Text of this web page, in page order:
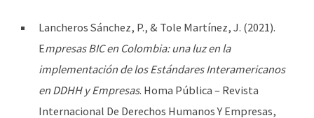
Lancheros Sánchez, P., & Tole Martínez, J. (2021).
Empresas BIC en Colombia: una luz en la
implementación de los Estándares Interamericanos
en DDHH y Empresas. Homa Pública – Revista
Internacional De Derechos Humanos Y Empresas,